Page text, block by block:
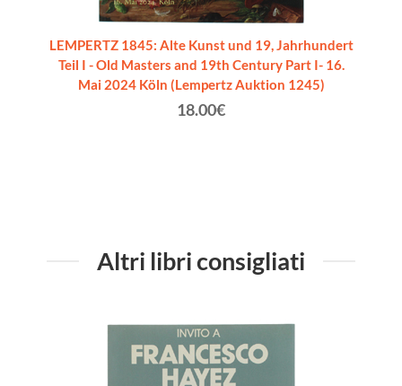
LEMPERTZ 1845: Alte Kunst und 19, Jahrhundert
Teil I - Old Masters and 19th Century Part I- 16.
Mai 2024 Köln (Lempertz Auktion 1245)
18.00€
Altri libri consigliati